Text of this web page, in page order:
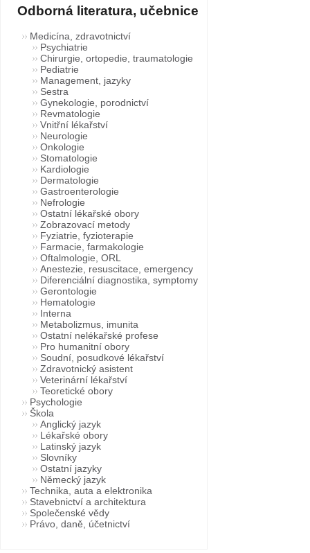
Odborná literatura, učebnice
Medicína, zdravotnictví
Psychiatrie
Chirurgie, ortopedie, traumatologie
Pediatrie
Management, jazyky
Sestra
Gynekologie, porodnictví
Revmatologie
Vnitřní lékařství
Neurologie
Onkologie
Stomatologie
Kardiologie
Dermatologie
Gastroenterologie
Nefrologie
Ostatní lékařské obory
Zobrazovací metody
Fyziatrie, fyzioterapie
Farmacie, farmakologie
Oftalmologie, ORL
Anestezie, resuscitace, emergency
Diferenciální diagnostika, symptomy
Gerontologie
Hematologie
Interna
Metabolizmus, imunita
Ostatní nelékařské profese
Pro humanitní obory
Soudní, posudkové lékařství
Zdravotnický asistent
Veterinární lékařství
Teoretické obory
Psychologie
Škola
Anglický jazyk
Lékařské obory
Latinský jazyk
Slovníky
Ostatní jazyky
Německý jazyk
Technika, auta a elektronika
Stavebnictví a architektura
Společenské vědy
Právo, daně, účetnictví